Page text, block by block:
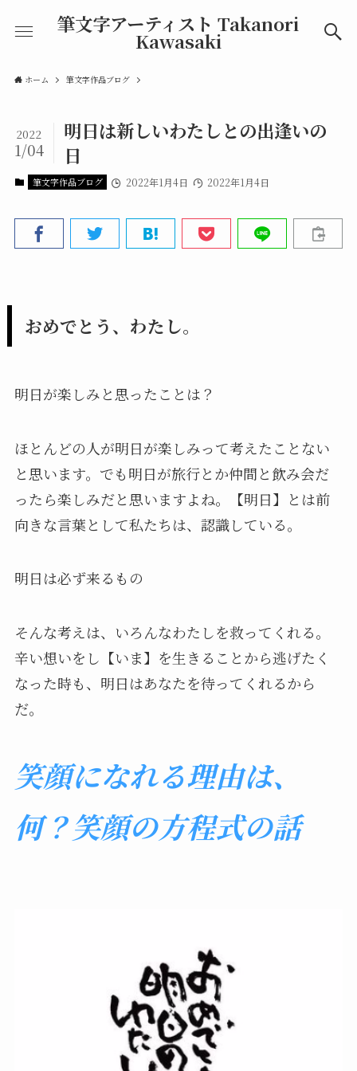
筆文字アーティスト Takanori
Kawasaki
ホーム 筆文字作品ブログ
明日は新しいわたしとの出逢いの
日
2022
1/04
筆文字作品ブログ 2022年1月4日 2022年1月4日
おめでとう、わたし。
明日が楽しみと思ったことは？
ほとんどの人が明日が楽しみって考えたことない
と思います。でも明日が旅行とか仲間と飲み会だ
ったら楽しみだと思いますよね。【明日】とは前
向きな言葉として私たちは、認識している。
明日は必ず来るもの
そんな考えは、いろんなわたしを救ってくれる。
辛い想いをし【いま】を生きることから逃げたく
なった時も、明日はあなたを待ってくれるから
だ。
笑顔になれる理由は、
何？笑顔の方程式の話